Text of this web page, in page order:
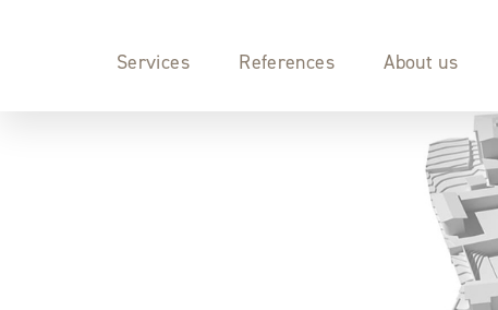
Services References About us